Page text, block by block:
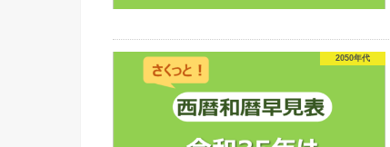
2050年代